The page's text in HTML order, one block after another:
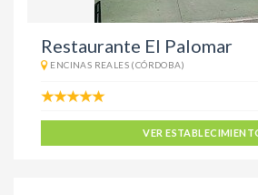
Restaurante El Palomar
ENCINAS REALES (CÓRDOBA)
VER